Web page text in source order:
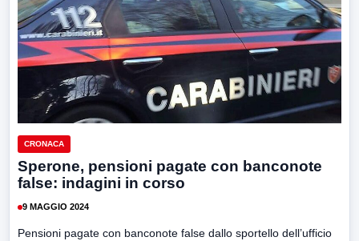
CRONACA
Sperone, pensioni pagate con banconote
false: indagini in corso
9 MAGGIO 2024
Pensioni pagate con banconote false dallo sportello dell’ufficio